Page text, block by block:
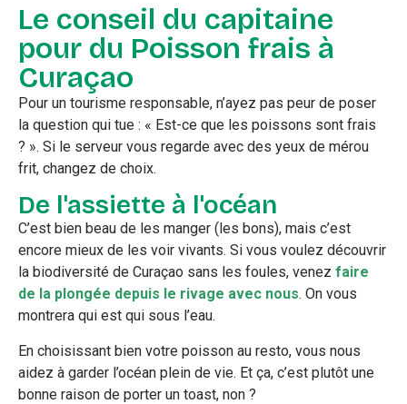
Le conseil du capitaine
pour du Poisson frais à
Curaçao
Pour un tourisme responsable, n’ayez pas peur de poser
la question qui tue : « Est-ce que les poissons sont frais
? ». Si le serveur vous regarde avec des yeux de mérou
frit, changez de choix.
De l'assiette à l'océan
C’est bien beau de les manger (les bons), mais c’est
encore mieux de les voir vivants. Si vous voulez découvrir
la biodiversité de Curaçao sans les foules, venez faire
de la plongée depuis le rivage avec nous. On vous
montrera qui est qui sous l’eau.
En choisissant bien votre poisson au resto, vous nous
aidez à garder l’océan plein de vie. Et ça, c’est plutôt une
bonne raison de porter un toast, non ?